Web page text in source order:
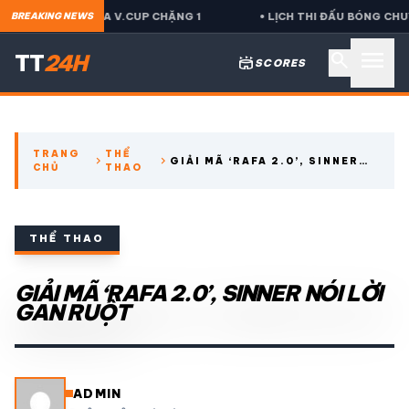
BREAKING NEWS
NAM DỰ SEA V.CUP CHẶNG 1 • LỊCH THI ĐẤU BÓNG CHUYỀN
TT24H stadium SCORES
CÁC GIẢI NGOẠI HẠNG
THỂ THAO TRONG NƯỚC
THỂ THAO expand_more
VIDEO
LỊCH THI ĐẤU
TRANG
CHỦ
chevron_right THỂ
THAO
chevron_right GIẢI MÃ ‘RAFA 2.0’, SINNER
THỂ THAO
GIẢI MÃ ‘RAFA 2.0’, SINNER NÓI LỜI
GAN RUỘT
ADMIN